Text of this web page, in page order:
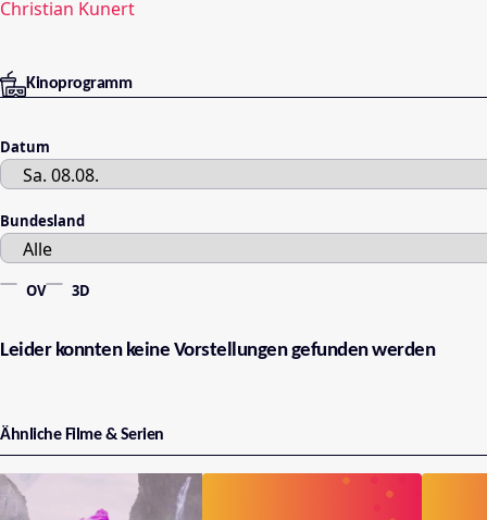
Christian Kunert
Kinoprogramm
Datum
Bundesland
OV 3D
Leider konnten keine Vorstellungen gefunden werden
Ähnliche Filme & Serien